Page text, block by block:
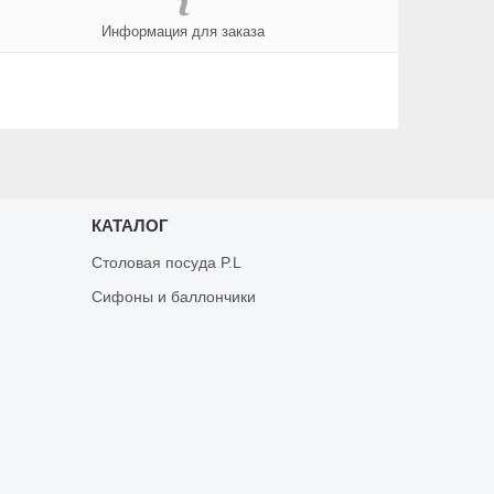
Информация для заказа
КАТАЛОГ
Столовая посуда P.L
Сифоны и баллончики